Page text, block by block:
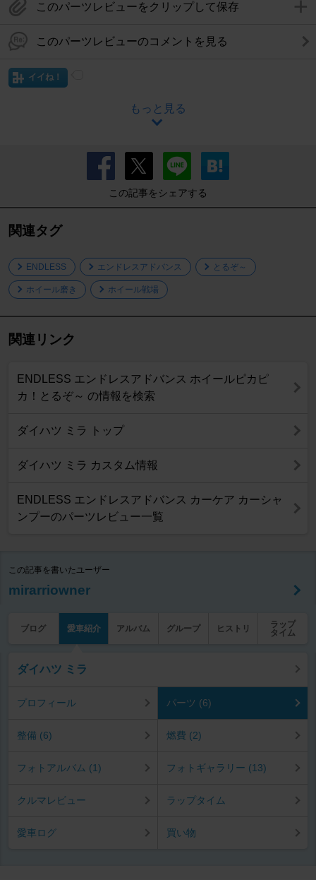
このパーツレビューをクリップして保存
このパーツレビューのコメントを見る
イイね！
もっと見る
この記事をシェアする
関連タグ
ENDLESS エンドレスアドバンス とるぞ～
ホイール磨き ホイール戦場
関連リンク
ENDLESS エンドレスアドバンス ホイールピカピ
カ！とるぞ～ の情報を検索
ダイハツ ミラ トップ
ダイハツ ミラ カスタム情報
ENDLESS エンドレスアドバンス カーケア カーシャ
ンプーのパーツレビュー一覧
この記事を書いたユーザー
mirarriowner
ブログ 愛車紹介 アルバム グループ ヒストリ
ラップ
タイム
ダイハツ ミラ
プロフィール パーツ (6)
整備 (6) 燃費 (2)
フォトアルバム (1) フォトギャラリー (13)
クルマレビュー ラップタイム
愛車ログ 買い物